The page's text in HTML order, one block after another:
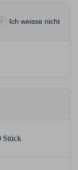
Ich weisse nicht
Stück